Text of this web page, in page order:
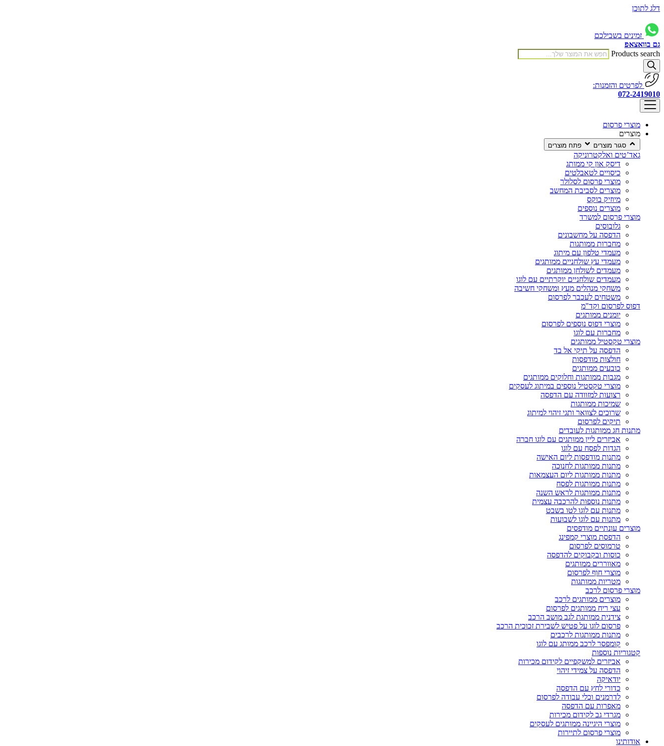
דלג לתוכן
זמינים בשבילכם
גם בוואצאפ
Products search
לפרטים והזמנות:
072-2419010
מוצרי פרסום
מוצרים
סגור מוצרים פתח מוצרים
גאד’טים ואלקטרוניקה
דיסק און קי ממותג
כיסויים לטאבלטים
מוצרי פרסום לסלולר
מוצרים לסביבת המחשב
מיוזיק בוקס
מוצרים נוספים
מוצרי פרסום למשרד
גלובוסים
הדפסה על מחשבונים
מחברות ממותגות
מעמדי טלפון עם מיתוג
מעמדי עץ שולחניים ממותגים
מעמדים לשולחן ממותגים
מעמדים שולחניים יוקרתיים עם לוגו
משחקי מנהלים מעץ ומשחקי חשיבה
משטחים לעכבר לפרסום
דפוס לפרסום וקד"מ
יומנים ממותגים
מוצרי דפוס נוספים לפרסום
מחברות עם לוגו
מוצרי טקסטיל ממותגים
הדפסה על תיקי אל בד
חולצות מודפסות
כובעים ממותגים
מגבות ממותגות וחלוקים ממותגים
מוצרי טקסטיל נוספים במיתוג לעסקים
רצועות למזוודה עם הדפסה
שמיכות ממותגות
שרוכים לצוואר ותגי זיהוי למיתוג
תיקים לפרסום
מתנות חג ממותגות לעובדים
אביזרים ליין ממותגים עם לוגו חברה
הגדות לפסח עם לוגו
מתנות מודפסות ליום האישה
מתנות ממותגות לחנוכה
מתנות ממותגות ליום העצמאות
מתנות ממותגות לפסח
מתנות ממותגות לראש השנה
מתנות נוספות להרכבה עצמית
מתנות עם לוגו לטו בשבט
מתנות עם לוגו לשבועות
מוצרים עונתיים מודפסים
הדפסת מוצרי קמפינג
טרמוסים לפרסום
כוסות ובקבוקים להדפסה
מאווררים ממותגים
מוצרי חוף לפרסום
מטריות ממותגות
מוצרי פרסום לרכב
מוצרים ממותגים לרכב
עצי ריח ממותגים לפרסום
צידנית ממותגת לגב מושב הרכב
פרסום לוגו על פטיש לשבירת זכוכית הרכב
מתנות ממותגות לרכבים
קומפסר לרכב ממותג עם לוגו
קטגוריות נוספות
אביזרים למשקפיים לקידום מכירות
הדפסה על צמידי זיהוי
יודאיקה
כדורי לחץ עם הדפסה
לדרמנים וכלי עבודה לפרסום
מאפרות עם הדפסה
מגרדי גב לקידום מכירות
מוצרי היגיינה ממותגים לעסקים
מוצרי פרסום לתיירות
אודותינו